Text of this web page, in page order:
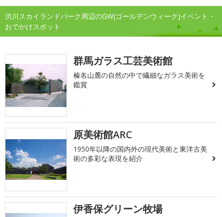
渋川スカイランドパーク周辺のGW(ゴールデンウィーク)イベント・
おでかけスポット
群馬ガラス工芸美術館
榛名山麓の自然の中で繊細なガラス美術を
鑑賞
原美術館ARC
1950年以降の国内外の現代美術と東洋古美
術の多彩な表現を紹介
伊香保グリーン牧場